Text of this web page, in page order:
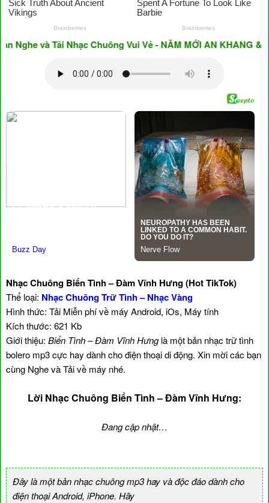
và Tải Nhạc Chuông Vui Vẻ - NĂM MỚI AN KHANG &
Nhạc Chuông Biển Tình – Đàm Vĩnh Hưng (Hot TikTok)
Thể loại: Nhạc Chuông Trữ Tình – Nhạc Vàng
Hình thức: Tải Miễn phí về máy Android, iOs, Máy tính
Kích thước: 621 Kb
Giới thiệu: Biển Tình – Đàm Vĩnh Hưnglà một bản nhạc trữ tình
bolero mp3 cực hay dành cho điện thoại di động. Xin mời các bạn
cùng Nghe và Tải về máy nhé.
Lời Nhạc Chuông Biển Tình – Đàm Vĩnh Hưng:
Đang cập nhật…
Đây là một bản nhạc chuông mp3 hay và độc đáo dành cho
điện thoại Android, iPhone. Hãy